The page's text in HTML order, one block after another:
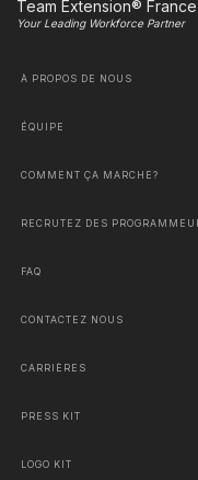
Team Extension® France
Your Leading Workforce Partner
À PROPOS DE NOUS
ÉQUIPE
COMMENT ÇA MARCHE?
RECRUTEZ DES
FAQ
CONTACTEZ NOUS
CARRIÈRES
PRESS KIT
LOGO KIT